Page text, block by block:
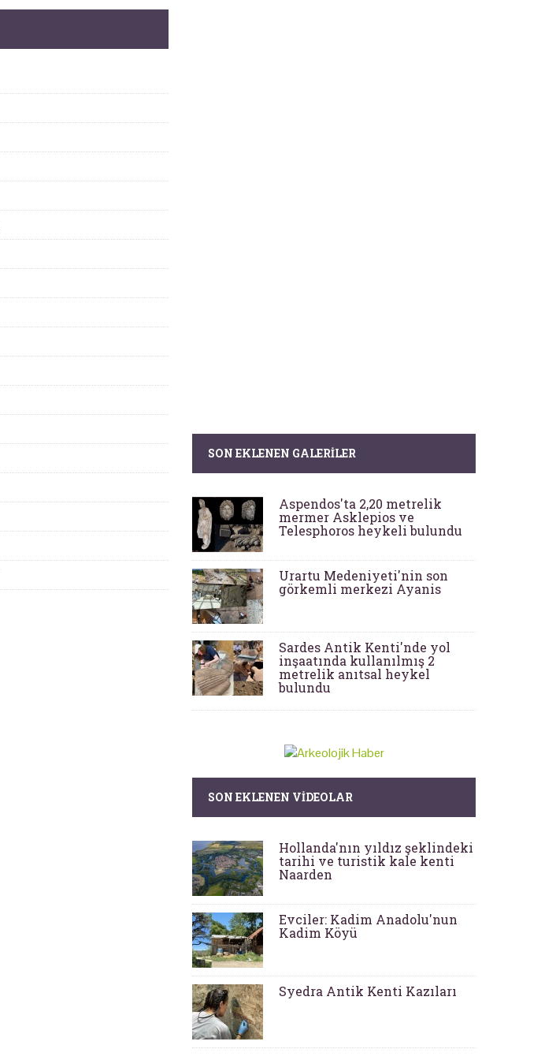
SON EKLENEN GALERILER
Aspendos'ta 2,20 metrelik
mermer Asklepios ve
Telesphoros heykeli bulundu
Urartu Medeniyeti'nin son
görkemli merkezi Ayanis
Sardes Antik Kenti'nde yol
inşaatında kullanılmış 2
metrelik anıtsal heykel
bulundu
SON EKLENEN VIDEOLAR
Hollanda'nın yıldız şeklindeki
tarihi ve turistik kale kenti
Naarden
Evciler: Kadim Anadolu'nun
Kadim Köyü
Syedra Antik Kenti Kazıları